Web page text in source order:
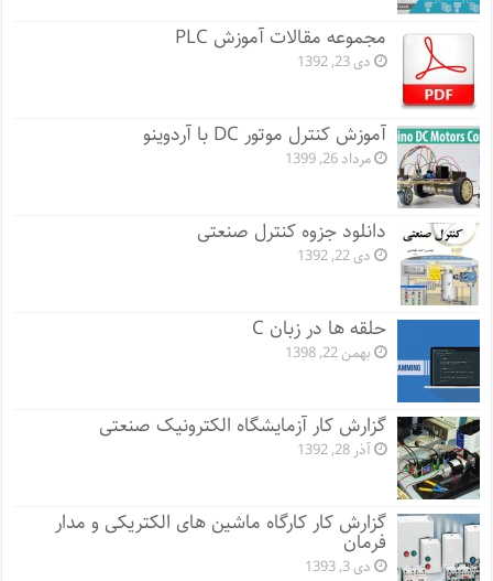
مجموعه مقالات آموزش PLC
دی 23, 1392
آموزش کنترل موتور DC با آردوینو
مرداد 26, 1399
دانلود جزوه کنترل صنعتی
دی 22, 1392
حلقه ها در زبان C
بهمن 22, 1398
گزارش کار آزمایشگاه الکترونیک صنعتی
آذر 28, 1392
گزارش کار کارگاه ماشین های الکتریکی و مدار
فرمان
دی 3, 1393